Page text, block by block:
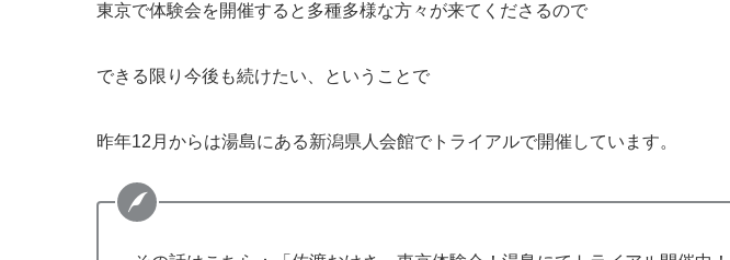
東京で体験会を開催すると多種多様な方々が来てくださるので
できる限り今後も続けたい、ということで
昨年12月からは湯島にある新潟県人会館でトライアルで開催しています。